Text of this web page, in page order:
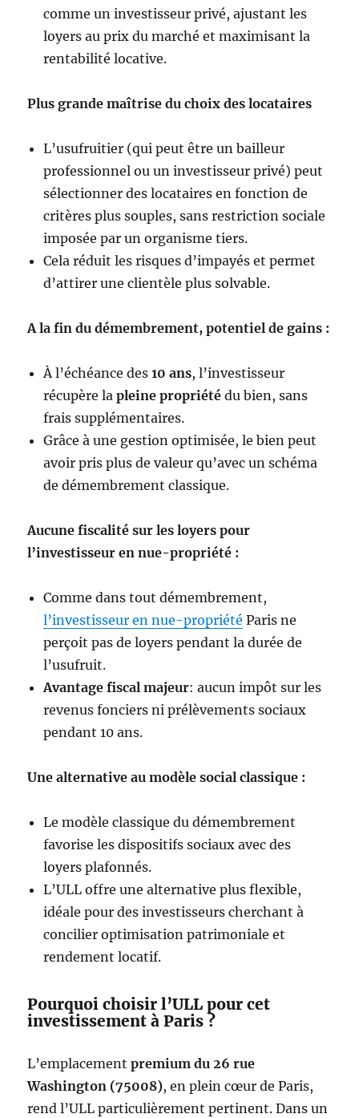
comme un investisseur privé, ajustant les
loyers au prix du marché et maximisant la
rentabilité locative.
Plus grande maîtrise du choix des locataires
L’usufruitier (qui peut être un bailleur
professionnel ou un investisseur privé) peut
sélectionner des locataires en fonction de
critères plus souples, sans restriction sociale
imposée par un organisme tiers.
Cela réduit les risques d’impayés et permet
d’attirer une clientèle plus solvable.
A la fin du démembrement, potentiel de gains :
À l’échéance des10 ans, l’investisseur
récupère lapleine propriétédu bien, sans
frais supplémentaires.
Grâce à une gestion optimisée, le bien peut
avoir pris plus de valeur qu’avec un schéma
de démembrement classique.
Aucune fiscalité sur les loyers pour
l’investisseur en nue-propriété :
Comme dans tout démembrement,
l’investisseur en nue-propriété Paris ne
perçoit pas de loyers pendant la durée de
l’usufruit.
Avantage fiscal majeur: aucun impôt sur les
revenus fonciers ni prélèvements sociaux
pendant 10 ans.
Une alternative au modèle social classique :
Le modèle classique du démembrement
favorise les dispositifs sociaux avec des
loyers plafonnés.
L’ULL offre une alternative plus flexible,
idéale pour des investisseurs cherchant à
concilier optimisation patrimoniale et
rendement locatif.
Pourquoi choisir l’ULL pour cet
investissement à Paris ?
L’emplacement premium du 26 rue
Washington (75008), en plein cœur de Paris,
rend l’ULL particulièrement pertinent. Dans un